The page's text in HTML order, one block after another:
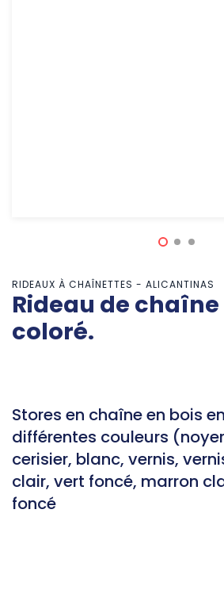
RIDEAUX À CHAÎNETTES - ALICANTINAS
Rideau de
coloré.
Stores en chaîne en bois
différentes couleurs
cerisier, blanc, vernis,
clair, vert foncé, marron
foncé